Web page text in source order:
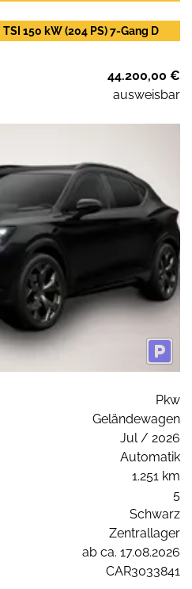
150 kW (204 PS) 7-Gang D
44.200,00 €
ausweisbar
Pkw
Geländewagen
Jul / 2026
Automatik
1.251 km
5
Schwarz
Zentrallager
ab ca. 17.08.2026
CAR3033841